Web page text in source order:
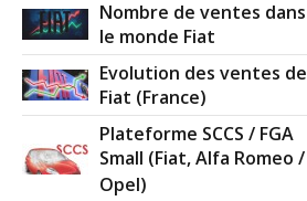
Nombre de ventes dans
le monde Fiat
Evolution des ventes de
Fiat (France)
Plateforme SCCS / FGA
Small (Fiat, Alfa Romeo /
Opel)